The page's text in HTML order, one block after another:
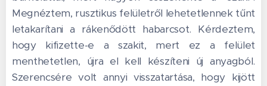
Megnéztem, rusztikus felületről lehetetlennek tűnt
letakarítani a rákenődött habarcsot. Kérdeztem,
hogy kifizette-e a szakit, mert ez a felület
menthetetlen, újra el kell készíteni új anyagból.
Szerencsére volt annyi visszatartása, hogy kijött